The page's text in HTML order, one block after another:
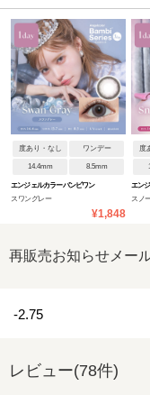
度あり・なし ワンデー
14.4mm 8.5mm
エンジェルカラーバンビワン
スワングレー
¥1,848
度
エン
スノ
再販売お知らせメー
-2.75
レビュー(78件)